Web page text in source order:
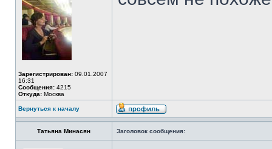
Зарегистрирован: 09.01.2007
16:31
Сообщения: 4215
Откуда: Москва
Вернуться к началу
Татьяна Минасян Заголовок сообщения: